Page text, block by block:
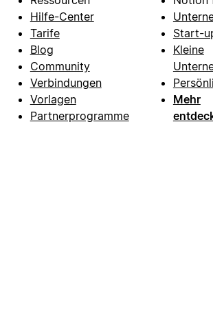
Hilfe-Center
Tarife
Blog
Community
Verbindungen
Vorlagen
Partnerprogramme
Start-
Kleine
Mehr